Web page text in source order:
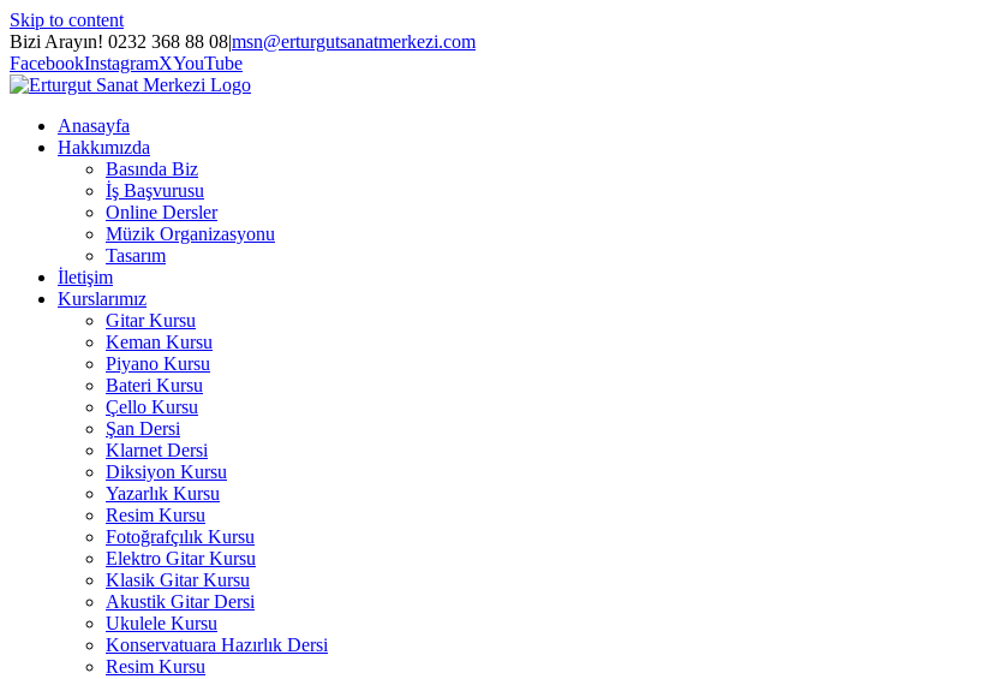
Skip to content
Bizi Arayın! 0232 368 88 08|msn@erturgutsanatmerkezi.com
FacebookInstagramXYouTube
Anasayfa
Hakkımızda
Basında Biz
İş Başvurusu
Online Dersler
Müzik Organizasyonu
Tasarım
İletişim
Kurslarımız
Gitar Kursu
Keman Kursu
Piyano Kursu
Bateri Kursu
Çello Kursu
Şan Dersi
Klarnet Dersi
Diksiyon Kursu
Yazarlık Kursu
Resim Kursu
Fotoğrafçılık Kursu
Elektro Gitar Kursu
Klasik Gitar Kursu
Akustik Gitar Dersi
Ukulele Kursu
Konservatuara Hazırlık Dersi
Resim Kursu